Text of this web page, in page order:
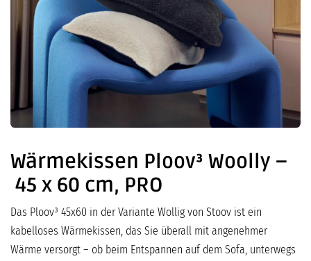
Wärmekissen Ploov³ Woolly –
45 x 60 cm, PRO
Das Ploov³ 45x60 in der Variante Wollig von Stoov ist ein
kabelloses Wärmekissen, das Sie überall mit angenehmer
Wärme versorgt – ob beim Entspannen auf dem Sofa, unterwegs